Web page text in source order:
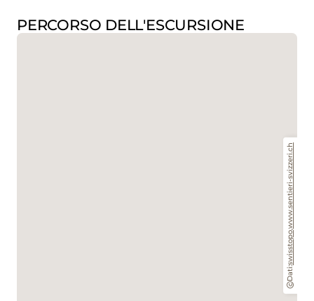
PERCORSO DELL'ESCURSIONE
Dati:
swisstopo
www.sentieri-svizzeri.ch